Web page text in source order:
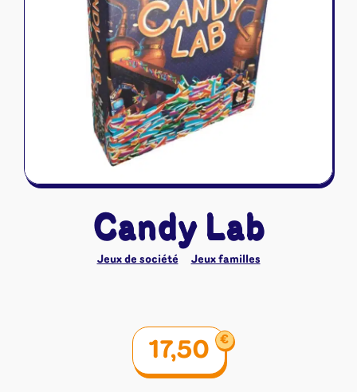
Naruto Mythos
Autres
Tapis de jeu
Candy Lab
Jeux de société Jeux familles
17,50 €